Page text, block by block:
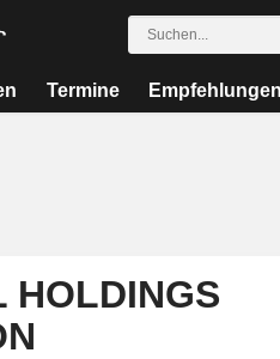
Termine Empfehlungen
HOLDINGS